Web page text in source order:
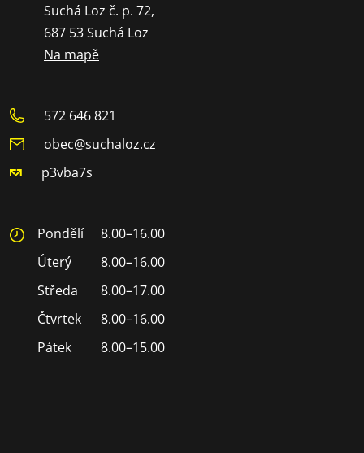
Suchá Loz č. p. 72,
687 53 Suchá Loz
Na mapě
572 646 821
obec@suchaloz.cz
p3vba7s
Pondělí
8.00–16.00
Úterý
8.00–16.00
Středa
8.00–17.00
Čtvrtek
8.00–16.00
Pátek
8.00–15.00